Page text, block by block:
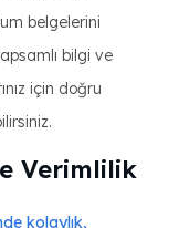
belgelerini
bilgi ve
için doğru
Verimlilik
kolaylık,